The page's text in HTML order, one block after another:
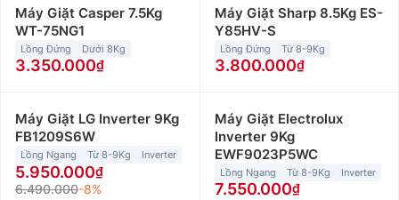
Máy Giặt Casper 7.5Kg
WT-75NG1
Lồng Đứng Dưới 8Kg
3.350.000
Máy Giặt Sharp 8.5Kg ES-
Y85HV-S
Lồng Đứng Từ 8-9Kg
3.800.000
Máy Giặt LG Inverter 9Kg
FB1209S6W
Lồng Ngang Từ 8-9Kg Inverter
5.950.000
6.490.000-8%
Máy Giặt Electrolux
Inverter 9Kg
EWF9023P5WC
Lồng Ngang Từ 8-9Kg Inverter
7.550.000